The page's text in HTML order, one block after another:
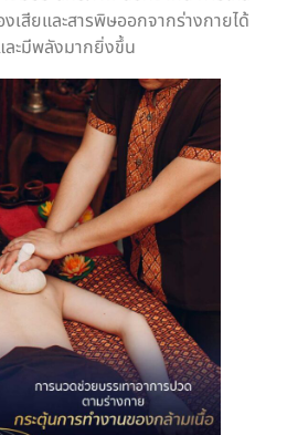
เสียและสารพิษออกจากร่างกายได้
ละมีพลังมากยิ่งขึ้น